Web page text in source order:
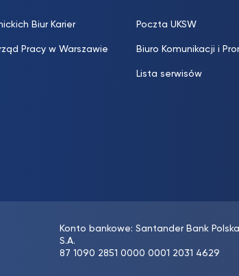
Biur Karier
Pracy w Warszawie
Poczta UKSW
Biuro Komunikacji i
Lista serwisów
Konto bankowe: Santander Bank Polska
S.A.
87 1090 2851 0000 0001 2031 4629